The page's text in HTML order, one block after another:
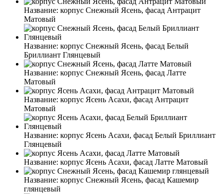
Название: корпус Снежный Ясень, фасад Антрацит
Матовый
Название: корпус Снежный Ясень, фасад Белый
Бриллиант Глянцевый
Название: корпус Снежный Ясень, фасад Латте
Матовый
Название: корпус Ясень Асахи, фасад Антрацит
Матовый
Название: корпус Ясень Асахи, фасад Белый Бриллиант
Глянцевый
Название: корпус Ясень Асахи, фасад Латте Матовый
Название: корпус Снежный Ясень, фасад Кашемир
глянцевый